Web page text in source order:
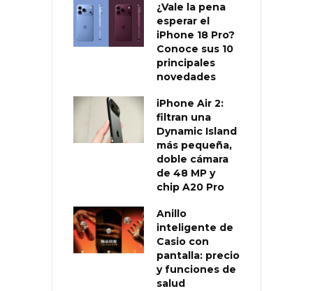
¿Vale la pena
esperar el
iPhone 18 Pro?
Conoce sus 10
principales
novedades
iPhone Air 2:
filtran una
Dynamic Island
más pequeña,
doble cámara
de 48 MP y
chip A20 Pro
Anillo
inteligente de
Casio con
pantalla: precio
y funciones de
salud